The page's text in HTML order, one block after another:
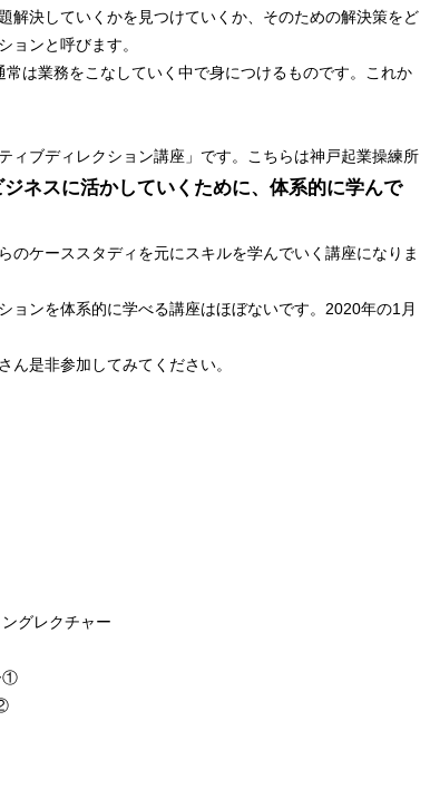
解決していくかを見つけていくか、そのための解決策をど
ョンと呼びます。
は業務をこなしていく中で身につけるものです。これか
ィブディレクション講座」です。こちらは神戸起業操練所
ネスに活かしていくために、体系的に学んで
ケーススタディを元にスキルを学んでいく講座になりま
ンを体系的に学べる講座はほぼないです。2020年の1月
是非参加してみてください。
グレクチャー
①